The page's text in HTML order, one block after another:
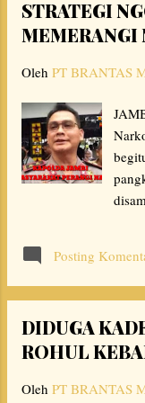
dari
dua
STRATEGI
MEMERANGI
Oleh PT BRANTAS
Hari
Heru
yang
Posting
DIDUGA
ROHUL
Oleh PT BRANTAS